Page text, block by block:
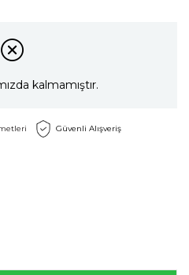
kalmamıştır.
Güvenli Alışveriş